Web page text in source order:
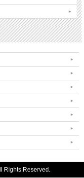
Rights Reserved.